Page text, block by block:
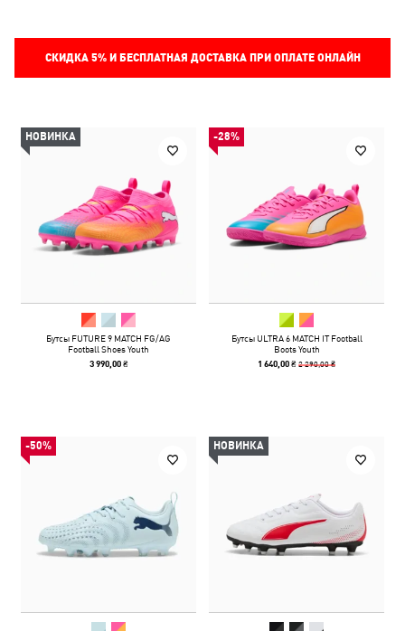
СКИДКА 5%И БЕСПЛАТНАЯ ДОСТАВКА ПРИ ОПЛАТЕ ОНЛАЙН
НОВИНКА
Бутсы FUTURE 9 MATCH FG/AG
Football Shoes Youth
3 990,00 ₴
-28%
Бутсы ULTRA 6 MATCH IT Football
Boots Youth
1 640,00 ₴2 290,00 ₴
-50% НОВИНКА